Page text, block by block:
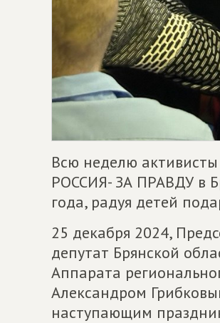
Всю неделю
РОССИЯ- ЗА ПРАВДУ в
года, радуя детей
25 декабря 2024,
депутат Брянской
Аппарата
Александром
наступающим